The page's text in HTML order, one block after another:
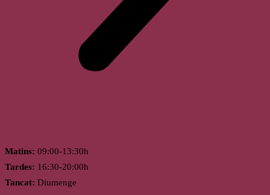
Matins: 09:00-13:30h
Tardes: 16:30-20:00h
Tancat: Diumenge